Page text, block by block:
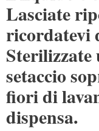
Lasciate
ricordatevi
Sterilizzate
setaccio
fiori di
dispensa.